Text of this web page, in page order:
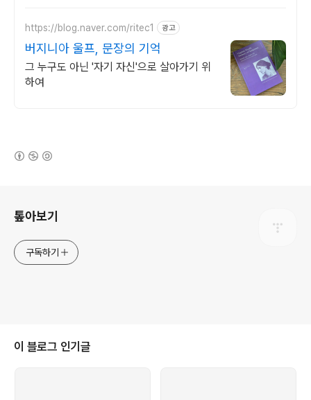
https://blog.naver.com/ritec1 광고
버지니아 울프, 문장의 기억
그 누구도 아닌 '자기 자신'으로 살아가기 위
하여
톺아보기
구독하기
이 블로그 인기글